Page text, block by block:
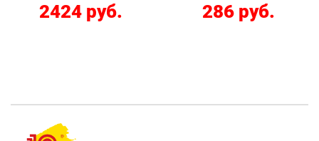
2424 руб. 286 руб.